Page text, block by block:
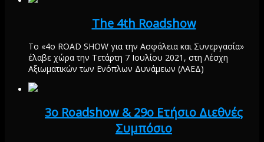
The 4th Roadshow
Το «4ο ROAD SHOW για την Ασφάλεια και Συνεργασία»
έλαβε χώρα την Τετάρτη 7 Ιουλίου 2021, στη Λέσχη
Αξιωματικών των Ενόπλων Δυνάμεων (ΛΑΕΔ)
3ο Roadshow & 29ο Ετήσιο Διεθνές
Συμπόσιο